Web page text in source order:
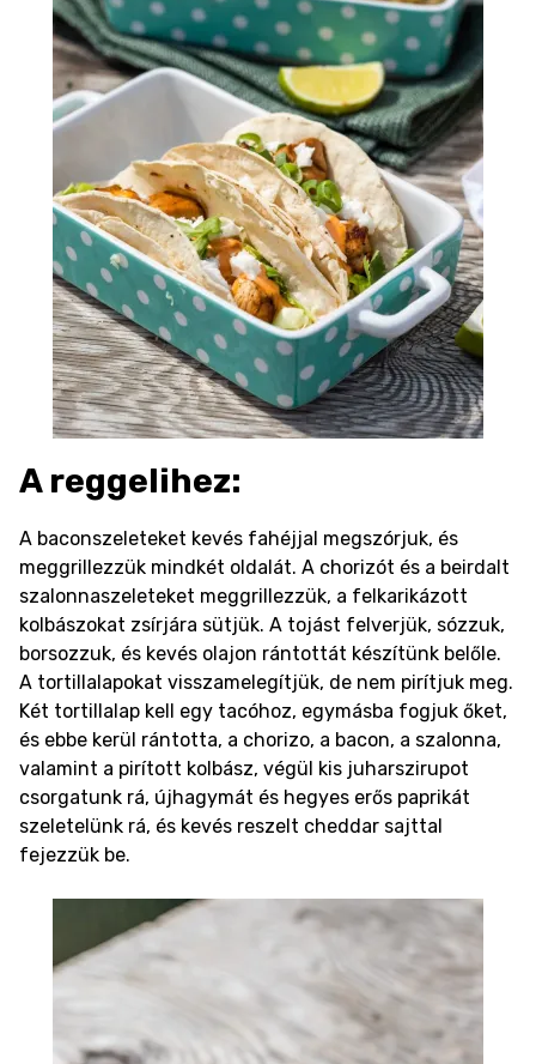
A reggelihez:
A baconszeleteket kevés fahéjjal megszórjuk, és
meggrillezzük mindkét oldalát. A chorizót és a beirdalt
szalonnaszeleteket meggrillezzük, a felkarikázott
kolbászokat zsírjára sütjük. A tojást felverjük, sózzuk,
borsozzuk, és kevés olajon rántottát készítünk belőle.
A tortillalapokat visszamelegítjük, de nem pirítjuk meg.
Két tortillalap kell egy tacóhoz, egymásba fogjuk őket,
és ebbe kerül rántotta, a chorizo, a bacon, a szalonna,
valamint a pirított kolbász, végül kis juharszirupot
csorgatunk rá, újhagymát és hegyes erős paprikát
szeletelünk rá, és kevés reszelt cheddar sajttal
fejezzük be.